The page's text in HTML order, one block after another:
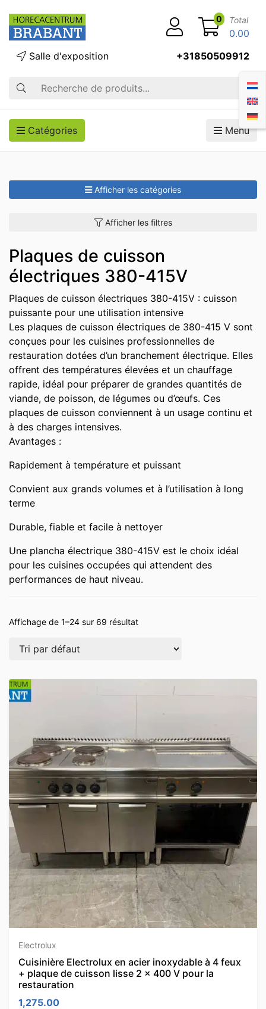
Recherche
Salle d'exposition +31850509912
0 Total
0.00
Catégories Menu
Afficher les catégories
Afficher les filtres
Plaques de cuisson
électriques 380-415V
Plaques de cuisson électriques 380-415V : cuisson
puissante pour une utilisation intensive
Les plaques de cuisson électriques de 380-415 V sont
conçues pour les cuisines professionnelles de
restauration dotées d’un branchement électrique. Elles
offrent des températures élevées et un chauffage
rapide, idéal pour préparer de grandes quantités de
viande, de poisson, de légumes ou d’œufs. Ces
plaques de cuisson conviennent à un usage continu et
à des charges intensives.
Avantages :
Rapidement à température et puissant
Convient aux grands volumes et à l’utilisation à long
terme
Durable, fiable et facile à nettoyer
Une plancha électrique 380-415V est le choix idéal
pour les cuisines occupées qui attendent des
performances de haut niveau.
Affichage de 1–24 sur 69 résultat
Electrolux
Cuisinière Electrolux en acier inoxydable à 4 feux
+ plaque de cuisson lisse 2 x 400 V pour la
restauration
1,275.00